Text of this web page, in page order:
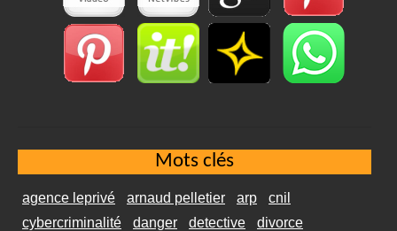
Mots clés
agence leprivé arnaud pelletier arp
cnil
cybercriminalité
danger detective
divorce